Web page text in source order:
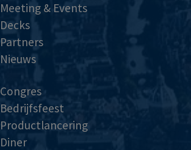
Meeting & Events
Decks
Partners
Nieuws
Congres
Bedrijfsfeest
Productlancering
Diner